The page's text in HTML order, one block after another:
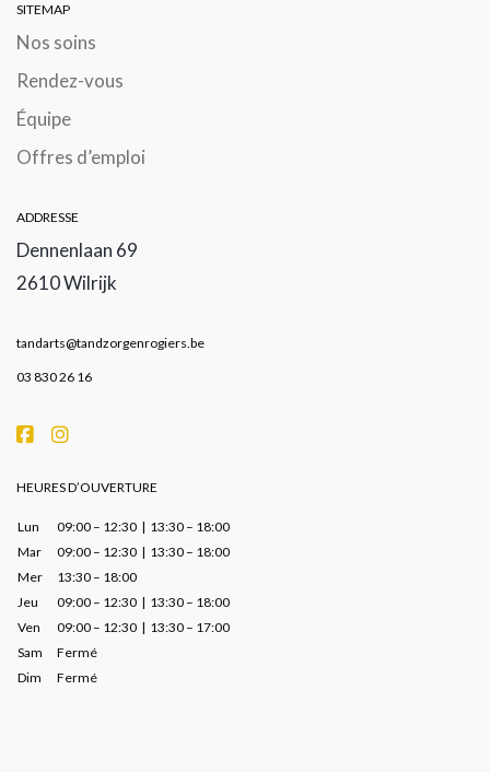
SITEMAP
Nos soins
Rendez-vous
Équipe
Offres d’emploi
ADDRESSE
Dennenlaan 69
2610 Wilrijk
tandarts@tandzorgenrogiers.be
03 830 26 16
HEURES D’OUVERTURE
Lun
09:00 – 12:30 | 13:30 – 18:00
Mar
09:00 – 12:30 | 13:30 – 18:00
Mer
13:30 – 18:00
Jeu
09:00 – 12:30 | 13:30 – 18:00
Ven
09:00 – 12:30 | 13:30 – 17:00
Sam
Fermé
Dim
Fermé